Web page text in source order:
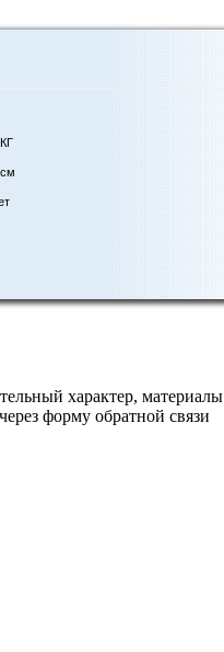
характер,
форму обратной связи